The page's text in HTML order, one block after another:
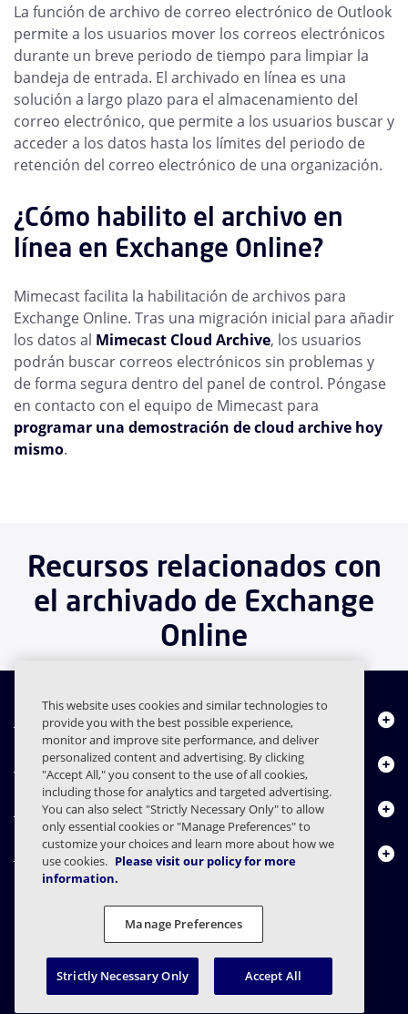
La función de archivo de correo electrónico de Outlook
permite a los usuarios mover los correos electrónicos
durante un breve periodo de tiempo para limpiar la
bandeja de entrada. El archivado en línea es una
solución a largo plazo para el almacenamiento del
correo electrónico, que permite a los usuarios buscar y
acceder a los datos hasta los límites del periodo de
retención del correo electrónico de una organización.
¿Cómo habilito el archivo en
línea en Exchange Online?
Mimecast facilita la habilitación de archivos para
Exchange Online. Tras una migración inicial para añadir
los datos al Mimecast Cloud Archive, los usuarios
podrán buscar correos electrónicos sin problemas y
de forma segura dentro del panel de control. Póngase
en contacto con el equipo de Mimecast para
programar una demostración de cloud archive hoy
mismo.
Recursos relacionados con
el archivado de Exchange
Online
Quiénes somos
Productos
Centro de Recursos
Contáctenos
Contratos Declaración de privacidad Legal
Preferencias de privacidad
Divulgación Responsable
© 2003 - 2026 Mimecast Services Limited
This website uses cookies and similar technologies to
provide you with the best possible experience,
monitor and improve site performance, and deliver
personalized content and advertising. By clicking
"Accept All," you consent to the use of all cookies,
including those for analytics and targeted advertising.
You can also select "Strictly Necessary Only" to allow
only essential cookies or "Manage Preferences" to
customize your choices and learn more about how we
use cookies. Please visit our policy for more
information.
Manage Preferences
Strictly Necessary Only Accept All